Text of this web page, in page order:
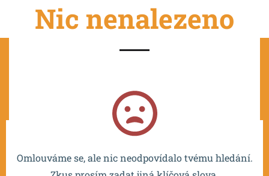
Nic nenalezeno
Omlouváme se, ale nic neodpovídalo tvému hledání.